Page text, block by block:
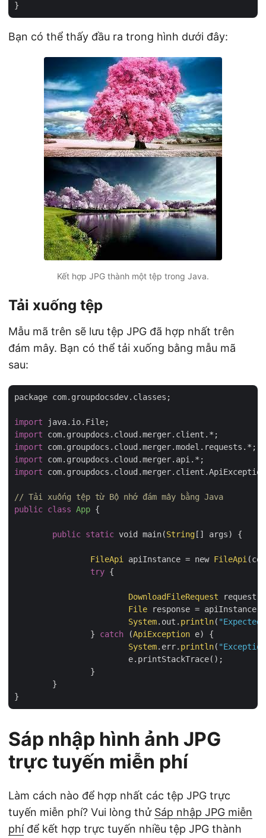
Bạn có thể thấy đầu ra trong hình dưới đây:
Kết hợp JPG thành một tệp trong Java.
Tải xuống tệp
Mẫu mã trên sẽ lưu tệp JPG đã hợp nhất trên
đám mây. Bạn có thể tải xuống bằng mẫu mã
sau:
package com.groupdocsdev.classes;
import
import
import
import
import
// Tải xuống tệp từ Bộ nhớ đám mây bằng Java
public class App {
public static void main(String [] args) {
FileApi apiInstance = new FileApi
try {
DownloadFileRequest request
File response =
System.out. println(
		}
catch (ApiException e) {
System.err. println(
Sáp nhập hình ảnh JPG
trực tuyến miễn phí
Làm cách nào để hợp nhất các tệp JPG trực
tuyến miễn phí? Vui lòng thử Sáp nhập JPG miễn
phíđể kết hợp trực tuyến nhiều tệp JPG thành